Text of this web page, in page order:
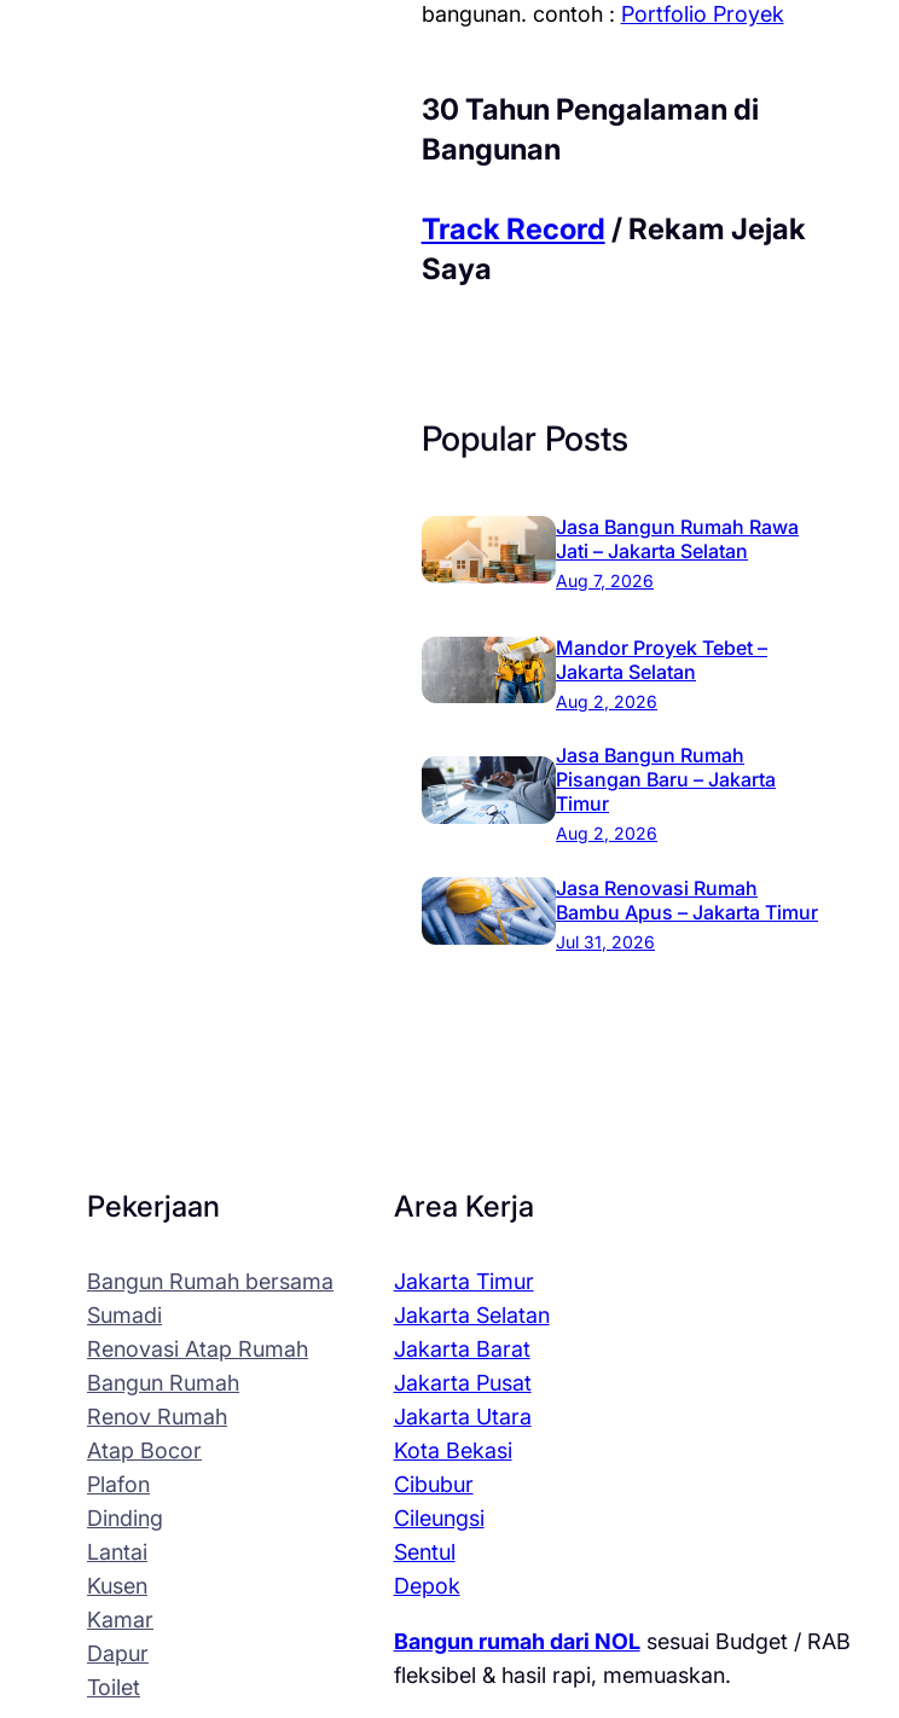
bangunan. contoh : Portfolio Proyek
30 Tahun Pengalaman di
Bangunan
Track Record / Rekam Jejak
Saya
Popular Posts
Jasa Bangun Rumah Rawa
Jati – Jakarta Selatan
Aug 7, 2026
Mandor Proyek Tebet –
Jakarta Selatan
Aug 2, 2026
Jasa Bangun Rumah
Pisangan Baru – Jakarta
Timur
Aug 2, 2026
Jasa Renovasi Rumah
Bambu Apus – Jakarta Timur
Jul 31, 2026
Pekerjaan
Bangun Rumah bersama
Sumadi
Renovasi Atap Rumah
Bangun Rumah
Renov Rumah
Atap Bocor
Plafon
Dinding
Lantai
Kusen
Kamar
Dapur
Toilet
Area Kerja
Jakarta Timur
Jakarta Selatan
Jakarta Barat
Jakarta Pusat
Jakarta Utara
Kota Bekasi
Cibubur
Cileungsi
Sentul
Depok
Bangun rumah dari NOLsesuai Budget / RAB
fleksibel & hasil rapi, memuaskan.